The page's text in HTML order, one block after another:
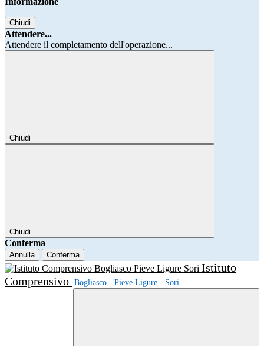
Chiudi
Attendere...
Attendere il completamento dell'operazione...
Chiudi
Chiudi
Conferma
Annulla Conferma
Istituto
Comprensivo Bogliasco - Pieve Ligure - Sori